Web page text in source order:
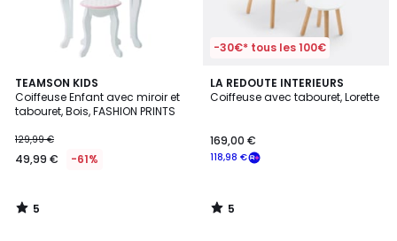
TEAMSON KIDS
Coiffeuse Enfant avec miroir et
tabouret, Bois, FASHION PRINTS
129,99 €
49,99 € -61%
5
/
5
5
/
-30€* tous les 100€
LA REDOUTE INTERIEURS
Coiffeuse avec tabouret, Lorette
118,98 €
169,00 €
5
/
5
/